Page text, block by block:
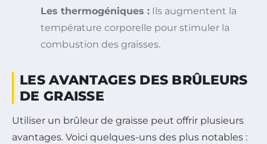
Les thermogéniques : Ils augmentent la
température corporelle pour stimuler la
combustion des graisses.
LES AVANTAGES DES BRÛLEURS
DE GRAISSE
Utiliser un brûleur de graisse peut offrir plusieurs
avantages. Voici quelques-uns des plus notables :